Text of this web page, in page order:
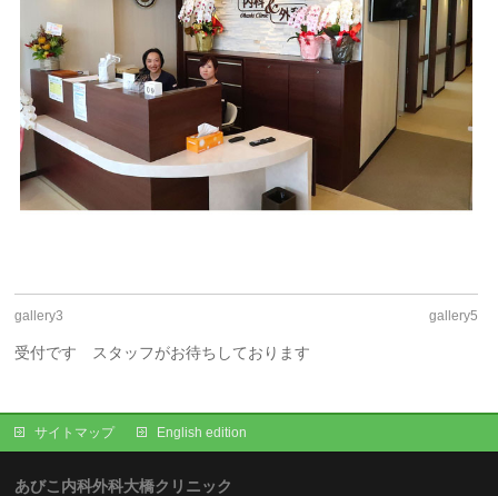
gallery3 gallery5
受付です スタッフがお待ちしております
サイトマップ English edition
あびこ内科外科大橋クリニック